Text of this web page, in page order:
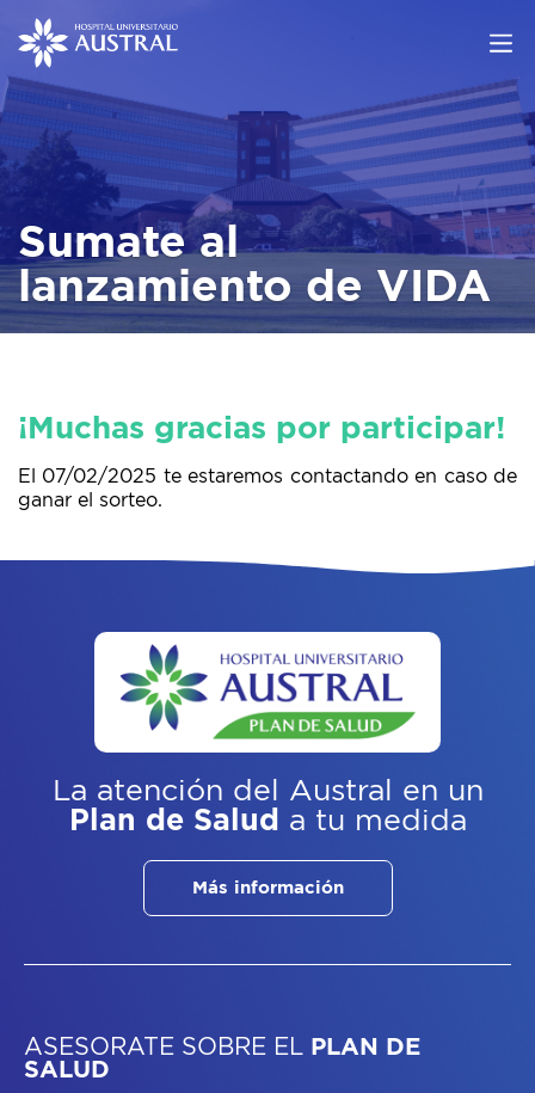
Sumate al
lanzamiento de VIDA
¡Muchas gracias por participar!
El 07/02/2025 te estaremos contactando en caso de
ganar el sorteo.
La atención del Austral
en un
Plan de Salud a tu medida
Más información